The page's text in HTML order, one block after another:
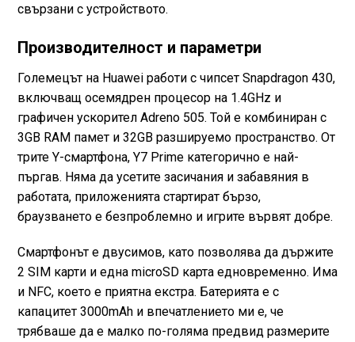
свързани с устройството.
Производителност и параметри
Големецът на Huawei работи с чипсет Snapdragon 430,
включващ осемядрен процесор на 1.4GHz и
графичен ускорител Adreno 505. Той е комбиниран с
3GB RAM памет и 32GB разшируемо пространство. От
трите Y-смартфона, Y7 Prime категорично е най-
пъргав. Няма да усетите засичания и забавяния в
работата, приложенията стартират бързо,
браузването е безпроблемно и игрите вървят добре.
Смартфонът е двусимов, като позволява да държите
2 SIM карти и една microSD карта едновременно. Има
и NFC, което е приятна екстра. Батерията е с
капацитет 3000mAh и впечатлението ми е, че
трябваше да е малко по-голяма предвид размерите